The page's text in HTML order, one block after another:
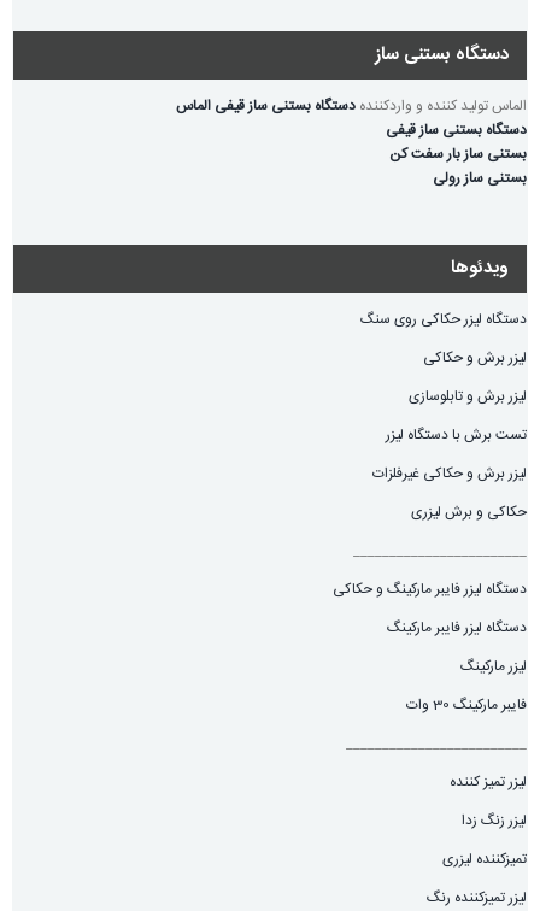
دستگاه بستنی ساز
الماس تولید کننده و واردکننده دستگاه بستنی ساز قیفی الماس
دستگاه بستنی ساز قیفی
بستنی ساز بار سفت کن
بستنی ساز رولی
ویدئوها
دستگاه لیزر حکاکی روی سنگ
لیزر برش و حکاکی
لیزر برش و تابلوسازی
تست برش با دستگاه لیزر
لیزر برش و حکاکی غیرفلزات
حکاکی و برش لیزری
________________________
دستگاه لیزر فایبر مارکینگ و حکاکی
دستگاه لیزر فایبر مارکینگ
لیزر مارکینگ
فایبر مارکینگ 30 وات
_________________________
لیزر تمیز کننده
لیزر زنگ زدا
تمیزکننده لیزری
لیزر تمیزکننده رنگ